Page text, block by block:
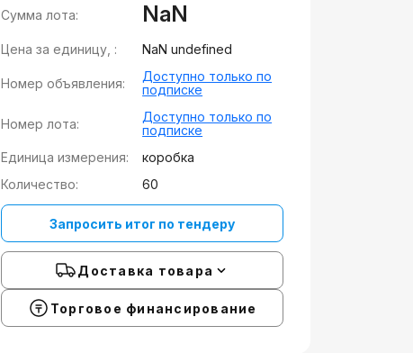
Сумма лота: NaN
Цена за единицу, : NaN undefined
Номер объявления:
Доступно только по
подписке
Номер лота:
Доступно только по
подписке
Единица измерения:
коробка
Количество:
60
Запросить итог по тендеру
Доставка товара
Торговое финансирование